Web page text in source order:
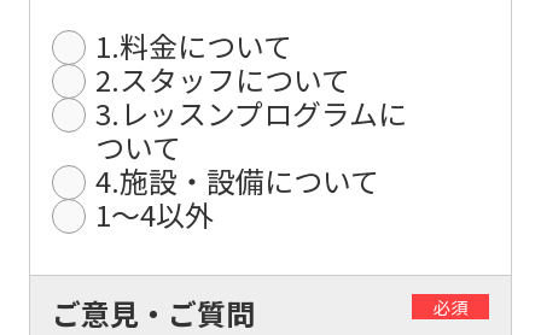
1.料金について
2.スタッフについて
3.レッスンプログラムに
ついて
4.施設・設備について
1〜4以外
ご意見・ご質問 必須
differ
from
the
content.
ask